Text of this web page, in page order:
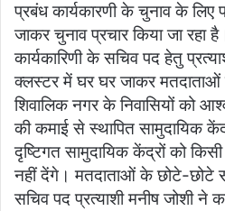
प्रबंध कार्यकारणी के चुनाव के लिए
जाकर चुनाव प्रचार किया जा रहा
कार्यकारिणी के सचिव पद हेतु
क्लस्टर में घर घर जाकर मतदाताओं
शिवालिक नगर के निवासियों को
की कमाई से स्थापित सामुदायिक
दृष्टिगत सामुदायिक केंद्रों को
नहीं देंगे। मतदाताओं के छोटे-छोटे
सचिव पद प्रत्याशी मनीष जोशी ने